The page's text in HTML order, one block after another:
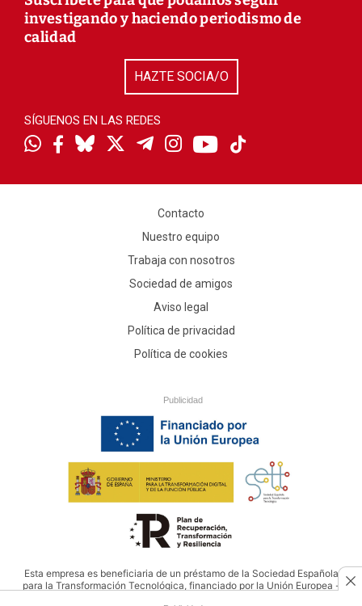
investigando y haciendo periodismo de
calidad
HAZTE SOCIA/O
SÍGUENOS EN LAS REDES
Contacto
Nuestro equipo
Trabaja con nosotros
Sociedad de amigos
Aviso legal
Política de privacidad
Política de cookies
Publicidad
Esta empresa es beneficiaria de un préstamo de la Sociedad Española
para la Transformación Tecnológica, financiado por la Unión Europea -